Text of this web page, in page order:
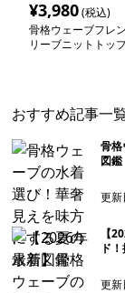
¥3,980(税込)
骨格ウェーブフレ
リーブニットトッ
おすすめ記事一
骨
図鑑
更
【
ド
更